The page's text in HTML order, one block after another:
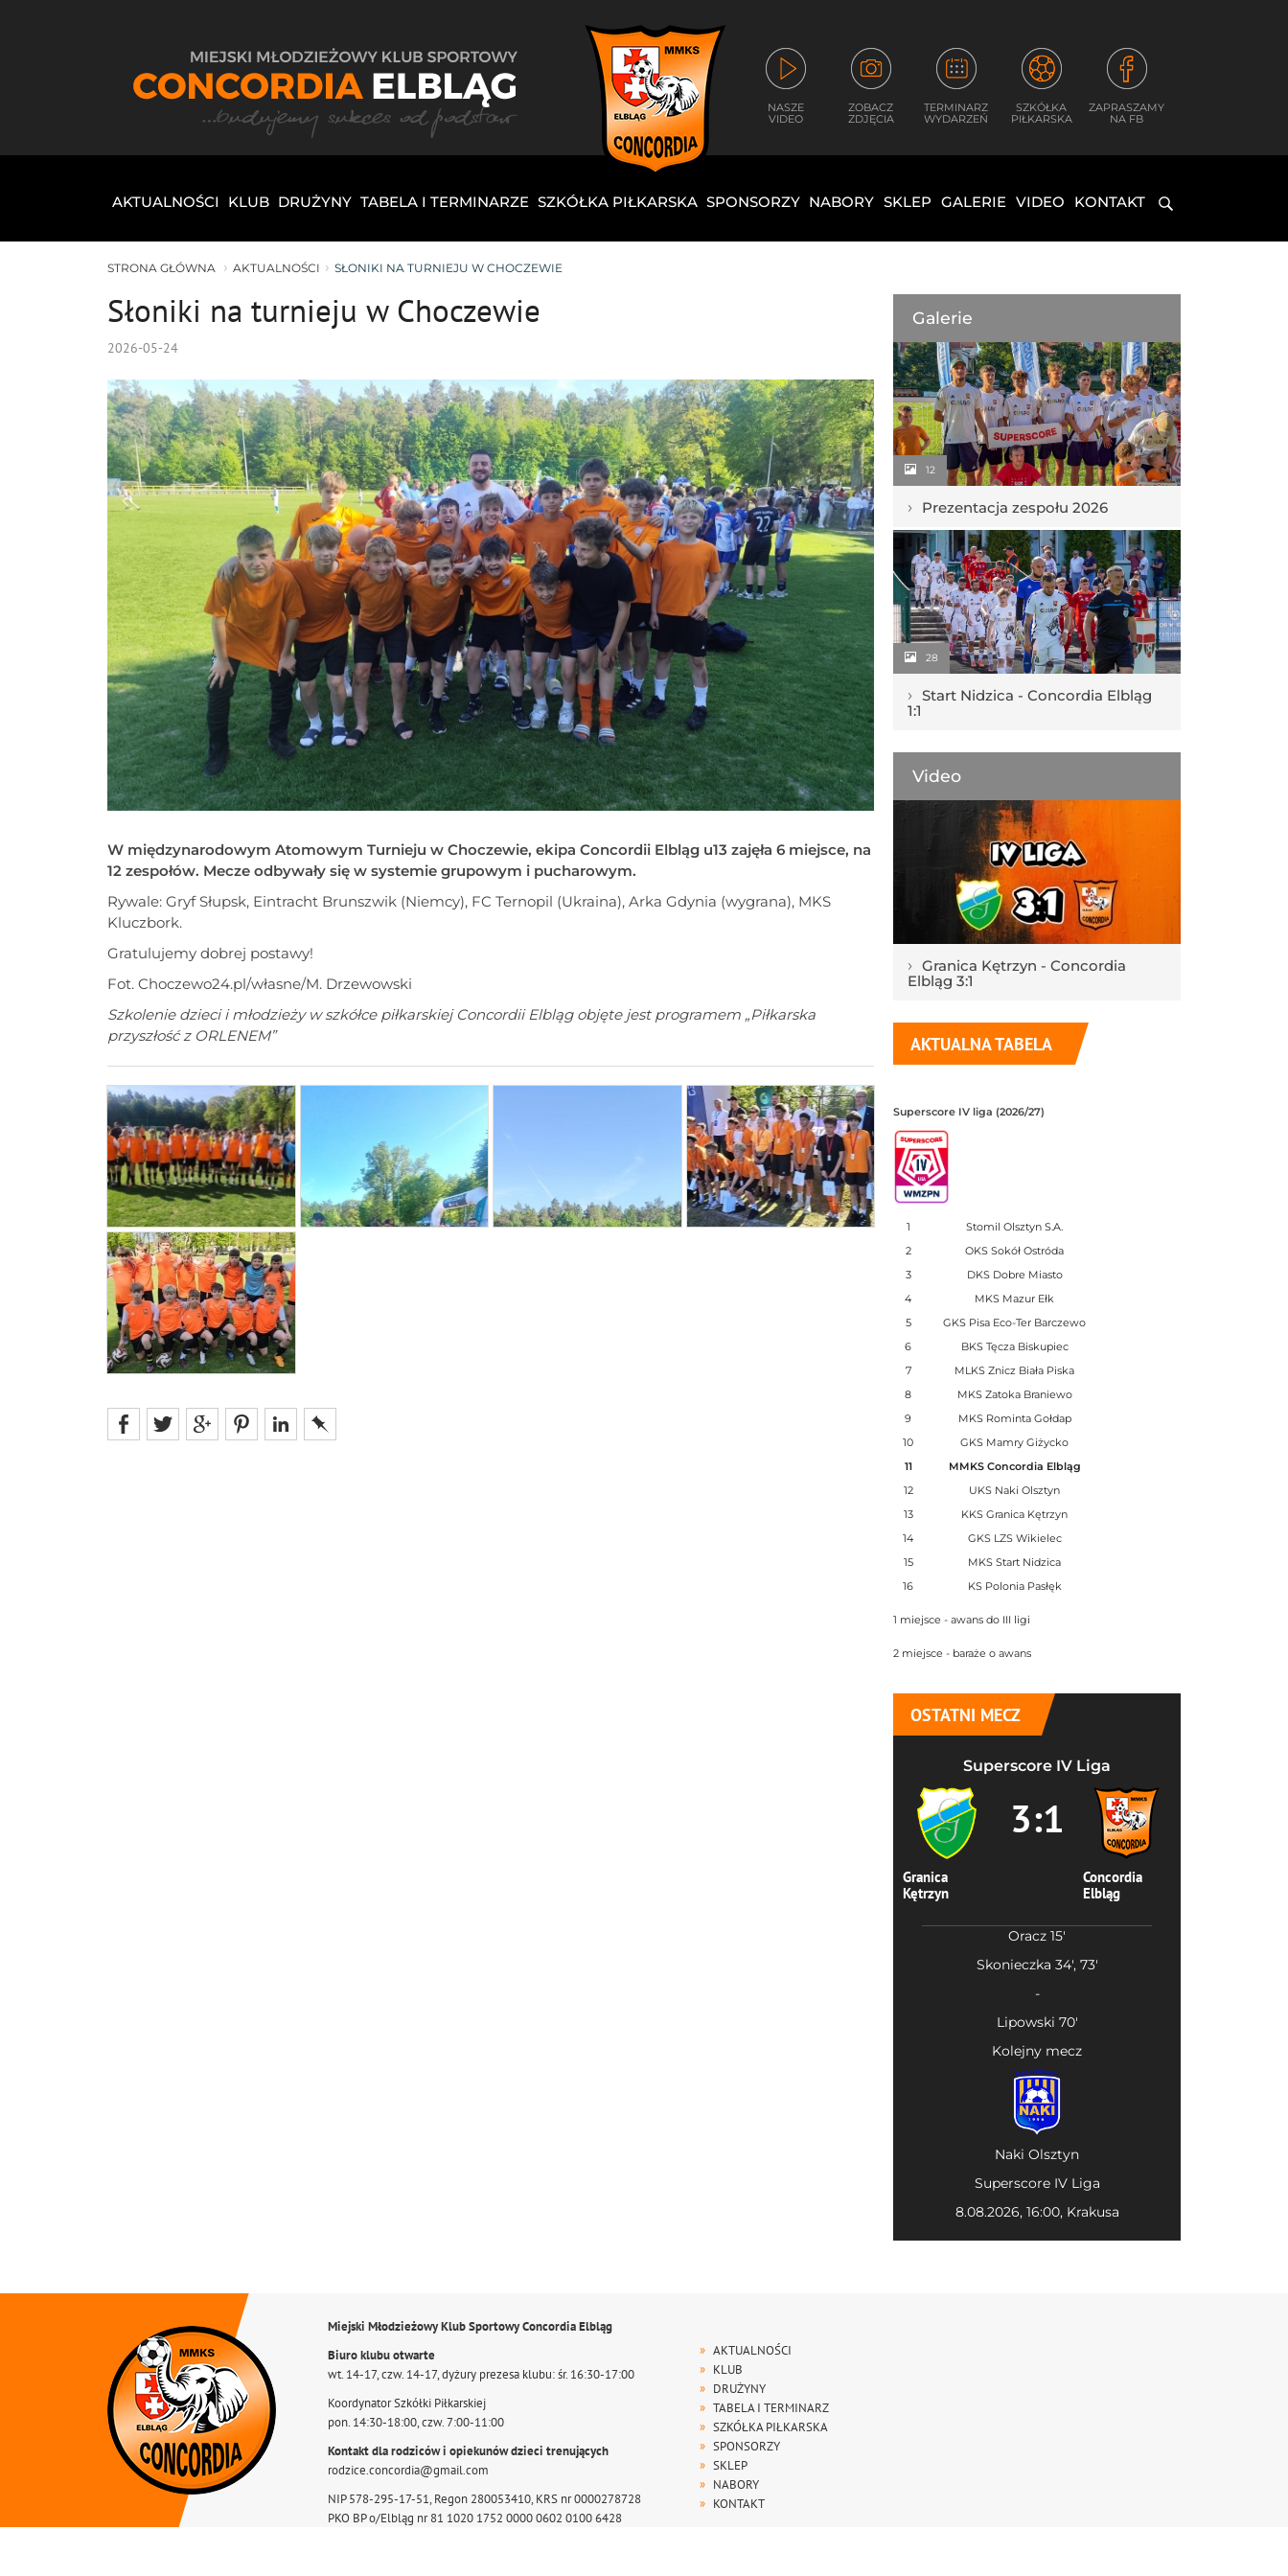
NASZE
VIDEO
ZOBACZ
ZDJĘCIA
TERMINARZ
WYDARZEŃ
SZKÓŁKA
PIŁKARSKA
ZAPRASZAMY
NA FB
AKTUALNOŚCI KLUB DRUŻYNY TABELA I TERMINARZE SZKÓŁKA PIŁKARSKA SPONSORZY NABORY SKLEP GALERIE VIDEO KONTAKT
STRONA GŁÓWNA AKTUALNOŚCI SŁONIKI NA TURNIEJU W CHOCZEWIE
Słoniki na turnieju w Choczewie
2026-05-24
W międzynarodowym Atomowym Turnieju w Choczewie, ekipa Concordii Elbląg u13 zajęła 6 miejsce, na
12 zespołów. Mecze odbywały się w systemie grupowym i pucharowym.
Rywale: Gryf Słupsk, Eintracht Brunszwik (Niemcy), FC Ternopil (Ukraina), Arka Gdynia (wygrana), MKS
Kluczbork.
Gratulujemy dobrej postawy!
Fot. Choczewo24.pl/własne/M. Drzewowski
Szkolenie dzieci i młodzieży w szkółce piłkarskiej Concordii Elbląg objęte jest programem „Piłkarska
przyszłość z ORLENEM”
Galerie
12
› Prezentacja zespołu 2026
28
› Start Nidzica - Concordia Elbląg
1:1
Video
› Granica Kętrzyn - Concordia
Elbląg 3:1
AKTUALNA TABELA
Superscore IV liga (2026/27)
1
Stomil Olsztyn S.A.
2
OKS Sokół Ostróda
3
DKS Dobre Miasto
4
MKS Mazur Ełk
5
GKS Pisa Eco-Ter Barczewo
6
BKS Tęcza Biskupiec
7
MLKS Znicz Biała Piska
8
MKS Zatoka Braniewo
9
MKS Rominta Gołdap
10
GKS Mamry Giżycko
11
MMKS Concordia Elbląg
12
UKS Naki Olsztyn
13
KKS Granica Kętrzyn
14
GKS LZS Wikielec
15
MKS Start Nidzica
16
KS Polonia Pasłęk
1 miejsce - awans do III ligi
2 miejsce - baraże o awans
OSTATNI MECZ
Superscore IV Liga
Granica
Kętrzyn
3:1
Concordia
Elbląg
Oracz 15'
Skonieczka 34', 73'
-
Lipowski 70'
Kolejny mecz
Naki Olsztyn
Superscore IV Liga
8.08.2026, 16:00, Krakusa
Miejski Młodzieżowy Klub Sportowy Concordia Elbląg
Biuro klubu otwarte
wt. 14-17, czw. 14-17, dyżury prezesa klubu: śr. 16:30-17:00
Koordynator Szkółki Piłkarskiej
pon. 14:30-18:00, czw. 7:00-11:00
Kontakt dla rodziców i opiekunów dzieci trenujących
rodzice.concordia@gmail.com
NIP 578-295-17-51, Regon 280053410, KRS nr 0000278728
PKO BP o/Elbląg nr 81 1020 1752 0000 0602 0100 6428
AKTUALNOŚCI
KLUB
DRUŻYNY
TABELA I TERMINARZ
SZKÓŁKA PIŁKARSKA
SPONSORZY
SKLEP
NABORY
KONTAKT